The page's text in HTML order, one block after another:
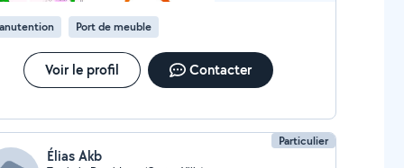
Port de meuble
Voir le profil Contacter
Particulier
Élias Akb